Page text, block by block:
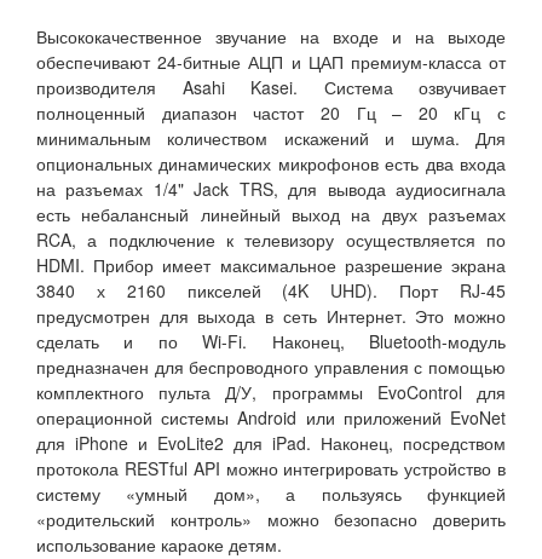
Высококачественное звучание на входе и на выходе
обеспечивают 24-битные АЦП и ЦАП премиум-класса от
производителя Asahi Kasei. Система озвучивает
полноценный диапазон частот 20 Гц – 20 кГц с
минимальным количеством искажений и шума. Для
опциональных динамических микрофонов есть два входа
на разъемах 1/4" Jack TRS, для вывода аудиосигнала
есть небалансный линейный выход на двух разъемах
RCA, а подключение к телевизору осуществляется по
HDMI. Прибор имеет максимальное разрешение экрана
3840 х 2160 пикселей (4K UHD). Порт RJ-45
предусмотрен для выхода в сеть Интернет. Это можно
сделать и по Wi-Fi. Наконец, Bluetooth-модуль
предназначен для беспроводного управления с помощью
комплектного пульта Д/У, программы EvoControl для
операционной системы Android или приложений EvoNet
для iPhone и EvoLite2 для iPad. Наконец, посредством
протокола RESTful API можно интегрировать устройство в
систему «умный дом», а пользуясь функцией
«родительский контроль» можно безопасно доверить
использование караоке детям.